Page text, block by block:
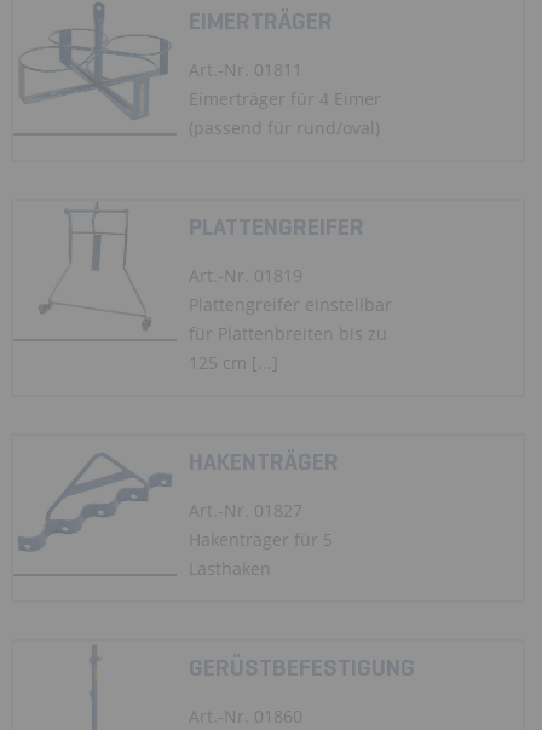
EIMERTRÄGER
Art.-Nr. 01811
Eimerträger für 4 Eimer
(passend für rund/oval)
PLATTENGREIFER
Art.-Nr. 01819
Plattengreifer einstellbar
für Plattenbreiten bis zu
125 cm [...]
HAKENTRÄGER
Art.-Nr. 01827
Hakenträger für 5
Lasthaken
GERÜSTBEFESTIGUNG
Art.-Nr. 01860